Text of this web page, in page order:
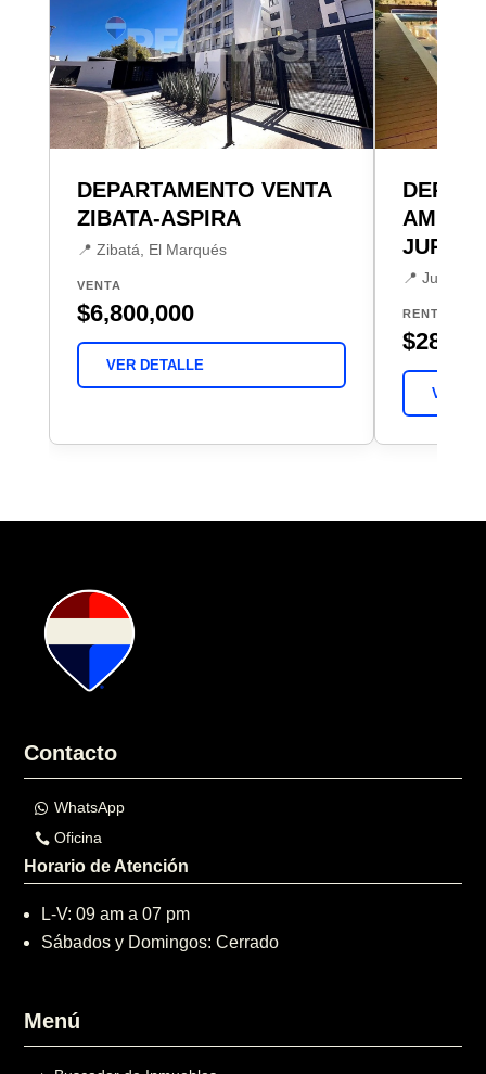
DEPARTAMENTO VENTA
ZIBATA-ASPIRA
📍 Zibatá, El Marqués
VENTA
$6,800,000
VER DETALLE
📍
RENTA
$28,000
VER
Contacto
WhatsApp
Oficina
Horario de Atención
L-V: 09 am a 07 pm
Sábados y Domingos: Cerrado
Menú